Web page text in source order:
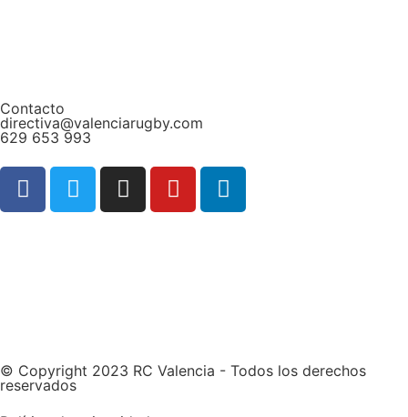
Contacto
directiva@valenciarugby.com
629 653 993
© Copyright 2023 RC Valencia - Todos los derechos
reservados